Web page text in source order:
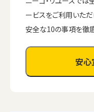
ービスをご利用いただ
安全な10の事項を徹底
安心